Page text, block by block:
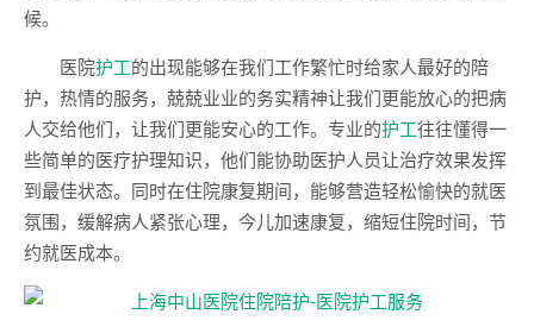
候。
医院护工的出现能够在我们工作繁忙时给家人最好的陪
护，热情的服务，兢兢业业的务实精神让我们更能放心的把病
人交给他们，让我们更能安心的工作。专业的护工往往懂得一
些简单的医疗护理知识，他们能协助医护人员让治疗效果发挥
到最佳状态。同时在住院康复期间，能够营造轻松愉快的就医
氛围，缓解病人紧张心理，今儿加速康复，缩短住院时间，节
约就医成本。